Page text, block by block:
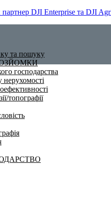
DJI Enterprise та DJI
та пошуку
господарства
топографії